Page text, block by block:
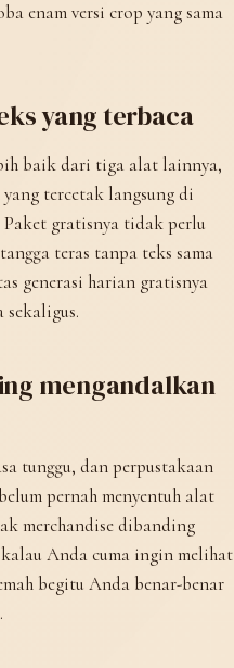
enam versi crop yang sama
yang terbaca
baik dari tiga alat lainnya,
tercetak langsung di
gratisnya tidak perlu
teras tanpa teks sama
generasi harian gratisnya
mengandalkan
tunggu, dan perpustakaan
pernah menyentuh alat
merchandise dibanding
Anda cuma ingin melihat
begitu Anda benar-benar